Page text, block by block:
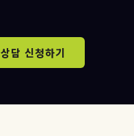
상담 신청하기